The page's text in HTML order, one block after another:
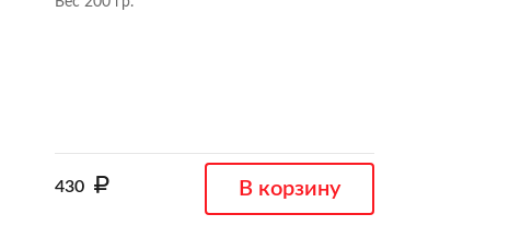
430 В корзину